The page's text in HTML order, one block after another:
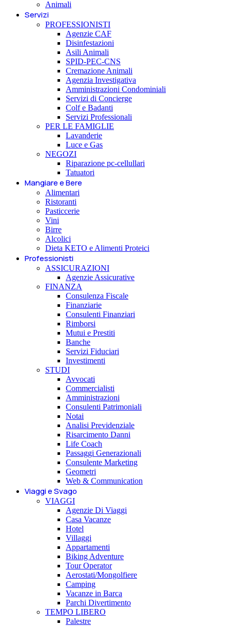
Animali
Servizi
PROFESSIONISTI
Agenzie CAF
Disinfestazioni
Asili Animali
SPID-PEC-CNS
Cremazione Animali
Agenzia Investigativa
Amministrazioni Condominiali
Servizi di Concierge
Colf e Badanti
Servizi Professionali
PER LE FAMIGLIE
Lavanderie
Luce e Gas
NEGOZI
Riparazione pc-cellullari
Tatuatori
Mangiare e Bere
Alimentari
Ristoranti
Pasticcerie
Vini
Birre
Alcolici
Dieta KETO e Alimenti Proteici
Professionisti
ASSICURAZIONI
Agenzie Assicurative
FINANZA
Consulenza Fiscale
Finanziarie
Consulenti Finanziari
Rimborsi
Mutui e Prestiti
Banche
Servizi Fiduciari
Investimenti
STUDI
Avvocati
Commercialisti
Amministrazioni
Consulenti Patrimoniali
Notai
Analisi Previdenziale
Risarcimento Danni
Life Coach
Passaggi Generazionali
Consulente Marketing
Geometri
Web & Communication
Viaggi e Svago
VIAGGI
Agenzie Di Viaggi
Casa Vacanze
Hotel
Villaggi
Appartamenti
Biking Adventure
Tour Operator
Aerostati/Mongolfiere
Camping
Vacanze in Barca
Parchi Divertimento
TEMPO LIBERO
Palestre